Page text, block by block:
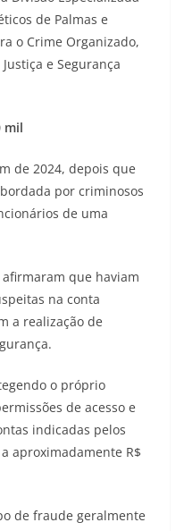
de Palmas e
o Crime Organizado,
e Segurança
mil
de 2024, depois que
por criminosos
de uma
que haviam
na conta
a realização de
o próprio
de acesso e
indicadas pelos
aproximadamente R$
de fraude geralmente